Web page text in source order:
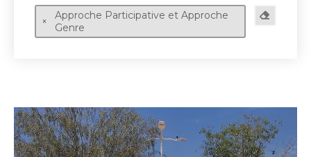
Approche Participative et Approche
Genre